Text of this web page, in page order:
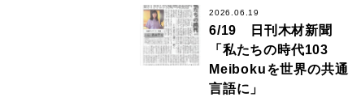
2026.06.19
6/19 日刊木材新聞
「私たちの時代103
Meibokuを世界の共通
言語に」